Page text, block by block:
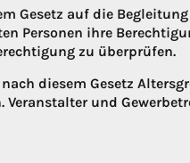
Gesetz auf die
Personen ihre
zu überprüfen.
diesem Gesetz
Veranstalter und